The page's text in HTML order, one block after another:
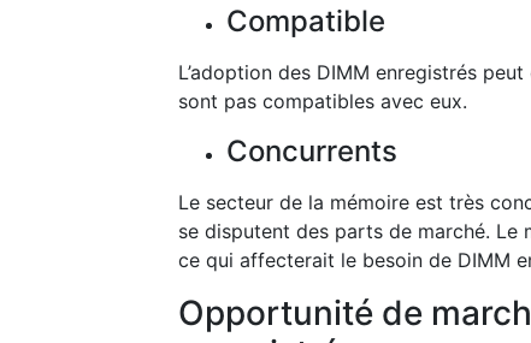
Compatible
L’adoption des DIMM enregistrés
sont pas compatibles avec eux.
Concurrents
Le secteur de la mémoire est très
se disputent des parts de marché. Le
ce qui affecterait le besoin de DIMM
Opportunité de